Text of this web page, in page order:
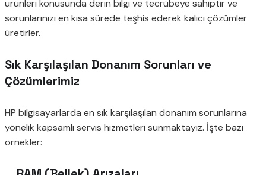
ürünleri konusunda derin bilgi ve tecrübeye sahiptir ve
sorunlarınızı en kısa sürede teşhis ederek kalıcı çözümler
üretirler.
Sık Karşılaşılan Donanım Sorunları ve
Çözümlerimiz
HP bilgisayarlarda en sık karşılaşılan donanım sorunlarına
yönelik kapsamlı servis hizmetleri sunmaktayız. İşte bazı
örnekler: